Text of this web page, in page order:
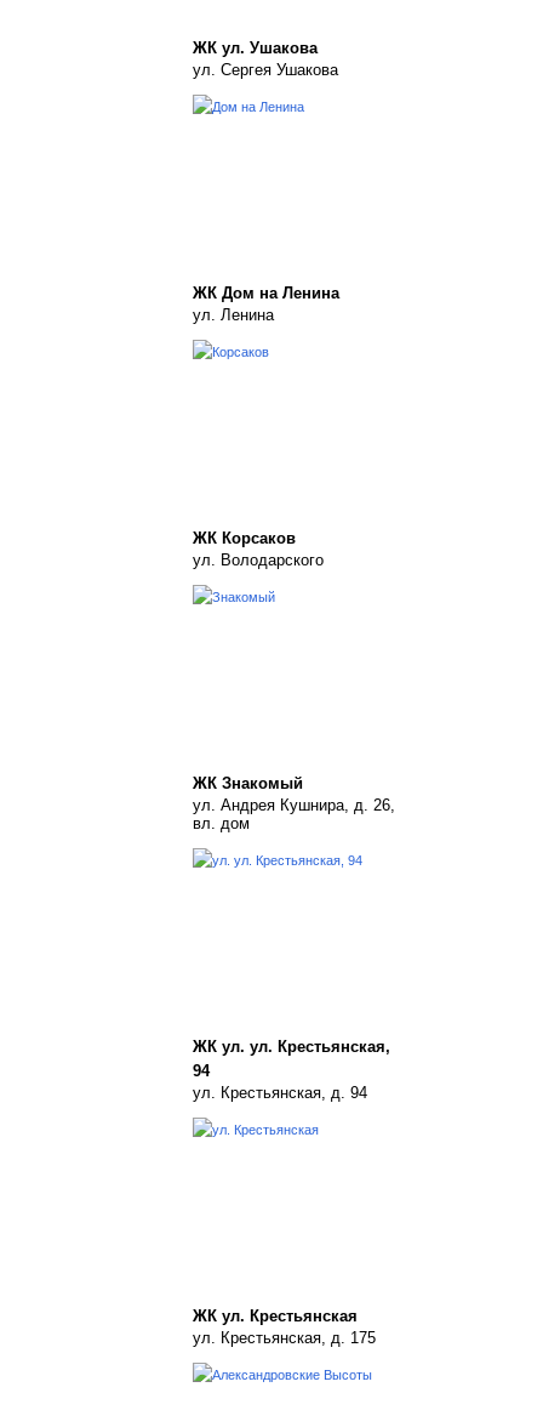
ЖК ул. Ушакова
ул. Сергея Ушакова
ЖК Дом на Ленина
ул. Ленина
ЖК Корсаков
ул. Володарского
ЖК Знакомый
ул. Андрея Кушнира, д. 26,
вл. дом
ЖК ул. ул. Крестьянская,
94
ул. Крестьянская, д. 94
ЖК ул. Крестьянская
ул. Крестьянская, д. 175